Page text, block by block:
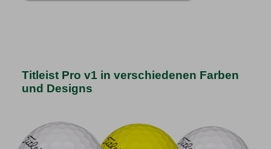
Titleist Pro v1 in verschiedenen Farben
und Designs